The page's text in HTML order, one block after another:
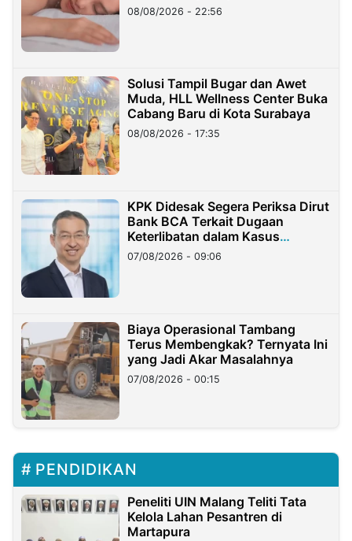
08/08/2026 - 22:56
Solusi Tampil Bugar dan Awet
Muda, HLL Wellness Center Buka
Cabang Baru di Kota Surabaya
08/08/2026 - 17:35
KPK Didesak Segera Periksa Dirut
Bank BCA Terkait Dugaan
Keterlibatan dalam Kasus
Hilangnya Dana Nasabah Rp2,58
Miliar
07/08/2026 - 09:06
Biaya Operasional Tambang
Terus Membengkak? Ternyata Ini
yang Jadi Akar Masalahnya
07/08/2026 - 00:15
PENDIDIKAN
Peneliti UIN Malang Teliti Tata
Kelola Lahan Pesantren di
Martapura